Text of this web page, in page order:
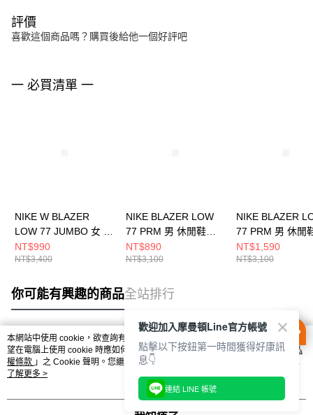
評價
喜歡這個商品嗎？購買後給他一個好評吧
一 必買清單 一
NIKE W BLAZER
LOW 77 JUMBO 女 休
閒鞋 DX6043171
NT$990
NT$3,400
NIKE BLAZER LOW
77 PRM 男 休閒鞋
DV0801100
NT$890
NT$3,100
NIKE BLAZER
77 PRM 男 休閒
DO9799100
NT$1,590
NT$3,100
你可能有興趣的商品全站排行
熱門標籤
本網站中使用 cookie，欲查詢有關本網站使用 cookie 方式之詳情，及若您不希
望在電腦上使用 cookie 時應如何變更電腦的 cookie 設定，請參閱本網站「
隱私
權條款 」之 Cookie 聲明。您繼續使用本網站即表示您同意本公司得按本網站使
用條款之 Cookie 聲明使用 cookie。
了解更多 >
歡迎加入摩曼頓Line官方帳號
點擊以下按鈕第一時間獲得好康訊
息👇
連結 LINE 帳號